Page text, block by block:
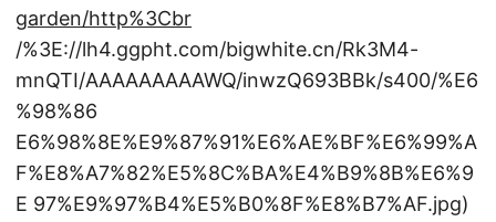
garden/http%3Cbr
/%3E://lh4.ggpht.com/bigwhite.cn/Rk3M4-
mnQTI/AAAAAAAAAWQ/inwzQ693BBk/s400/%E6
%98%86
E6%98%8E%E9%87%91%E6%AE%BF%E6%99%A
F%E8%A7%82%E5%8C%BA%E4%B9%8B%E6%9
E 97%E9%97%B4%E5%B0%8F%E8%B7%AF.jpg)